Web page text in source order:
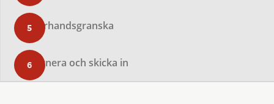
Förhandsgranska
Signera och skicka in